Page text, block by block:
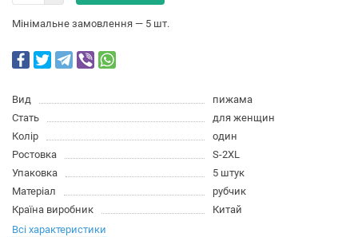
Мінімальне замовлення — 5 шт.
Вид
пижама
Стать
для женщин
Колір
один
Ростовка
S-2XL
Упаковка
5 штук
Матеріал
рубчик
Країна виробник
Китай
Всі характеристики